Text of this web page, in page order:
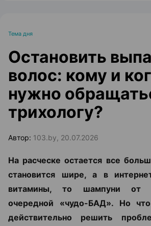
Тема дня
Остановить
волос: кому и
нужно
трихологу?
Автор: 103.by, 20.07.2026
На расческе остается все
становится шире, а в
витамины, то шампуни от
очередной «чудо-БАД». Но
действительно решить